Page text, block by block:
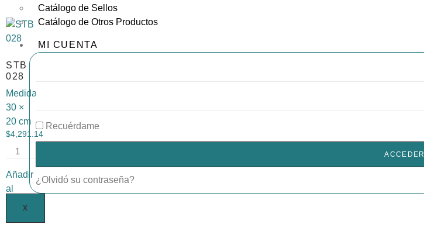
Catálogo de Sellos
Catálogo de Otros Productos
MI CUENTA
Recuérdame
ACCEDER
¿Olvidó su contraseña?
X
STB
028
Medida:
30 ×
20 cm
$4,291.14
Añadir
al